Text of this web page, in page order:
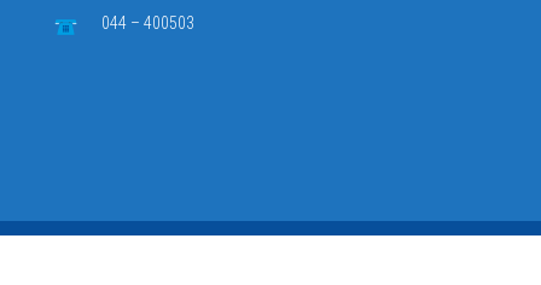
044 – 400503